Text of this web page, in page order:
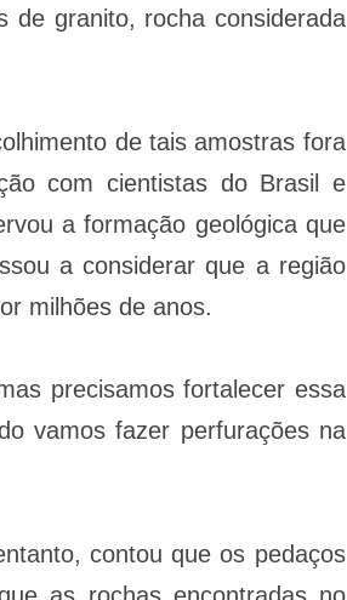
de granito, rocha considerada
de tais amostras fora
com cientistas do Brasil e
a formação geológica que
a considerar que a região
milhões de anos.
precisamos fortalecer essa
vamos fazer perfurações na
contou que os pedaços